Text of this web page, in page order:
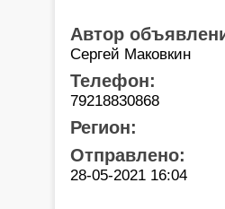
Автор
Сергей Маковкин
Телефон:
79218830868
Регион:
Отправлено:
28-05-2021 16:04